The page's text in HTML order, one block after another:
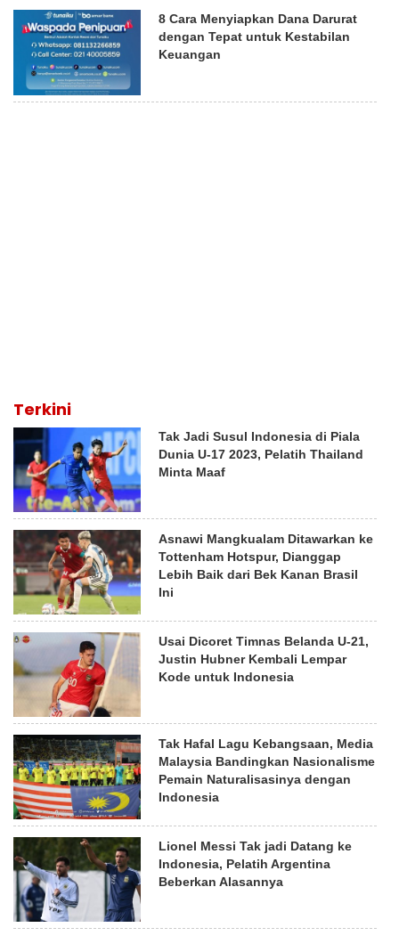
8 Cara Menyiapkan Dana Darurat
dengan Tepat untuk Kestabilan
Keuangan
Terkini
Tak Jadi Susul Indonesia di Piala
Dunia U-17 2023, Pelatih Thailand
Minta Maaf
Asnawi Mangkualam Ditawarkan ke
Tottenham Hotspur, Dianggap
Lebih Baik dari Bek Kanan Brasil
Ini
Usai Dicoret Timnas Belanda U-21,
Justin Hubner Kembali Lempar
Kode untuk Indonesia
Tak Hafal Lagu Kebangsaan, Media
Malaysia Bandingkan Nasionalisme
Pemain Naturalisasinya dengan
Indonesia
Lionel Messi Tak jadi Datang ke
Indonesia, Pelatih Argentina
Beberkan Alasannya